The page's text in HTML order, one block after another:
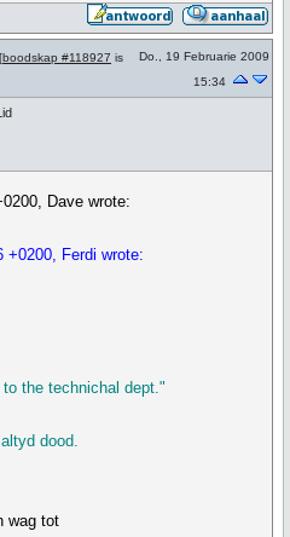
[boodskap #118927 is
Do., 19 Februarie 2009
15:34
Dave wrote:
+0200, Ferdi wrote:
the technichal dept."
dood.
wag tot